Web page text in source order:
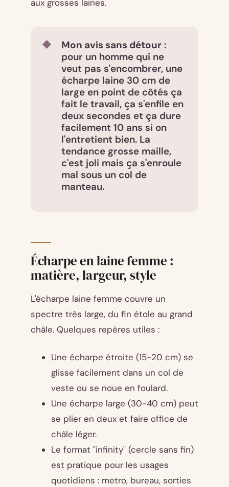
aux grosses laines.
Mon avis sans détour :
pour un homme qui ne
veut pas s'encombrer, une
écharpe laine 30 cm de
large en point de côtés ça
fait le travail, ça s'enfile en
deux secondes et ça dure
facilement 10 ans si on
l'entretient bien. La
tendance grosse maille,
c'est joli mais ça s'enroule
mal sous un col de
manteau.
Écharpe en laine femme :
matière, largeur, style
L'écharpe laine femme couvre un
spectre très large, du fin étole au grand
châle. Quelques repères utiles :
Une écharpe étroite (15-20 cm) se
glisse facilement dans un col de
veste ou se noue en foulard.
Une écharpe large (30-40 cm) peut
se plier en deux et faire office de
châle léger.
Le format "infinity" (cercle sans fin)
est pratique pour les usages
quotidiens : metro, bureau, sorties